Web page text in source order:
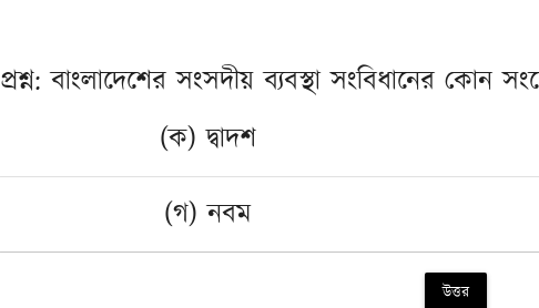
প্রশ্ন: বাংলাদেশের সংসদীয় ব্যবস্থা সংবিধানের কোন
(ক) দ্বাদশ
(গ) নবম
উত্তর